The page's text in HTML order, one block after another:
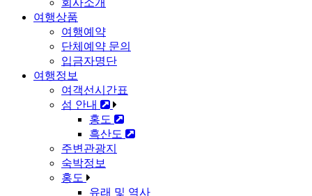
회사소개
여행상품
여행예약
단체예약 문의
입금자명단
여행정보
여객선시간표
섬 안내
홍도
흑산도
주변관광지
숙박정보
홍도
유래 및 역사